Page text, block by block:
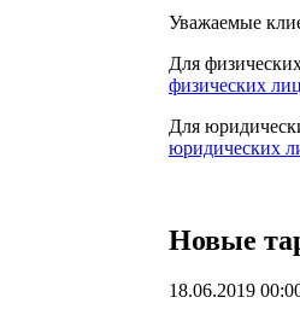
Уважаемые
Для
физических лиц
Для
юридических
Новые
18.06.2019